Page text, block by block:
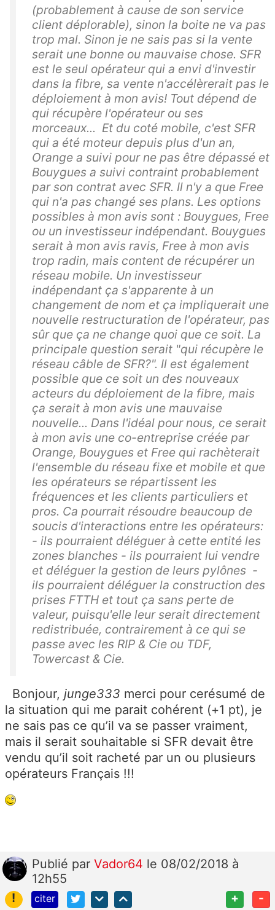
(probablement à cause de son service
client déplorable), sinon la boite ne va pas
trop mal. Sinon je ne sais pas si la vente
serait une bonne ou mauvaise chose. SFR
est le seul opérateur qui a envi d'investir
dans la fibre, sa vente n'accélèrerait pas le
déploiement à mon avis! Tout dépend de
qui récupère l'opérateur ou ses
morceaux... Et du coté mobile, c'est SFR
qui a été moteur depuis plus d'un an,
Orange a suivi pour ne pas être dépassé et
Bouygues a suivi contraint probablement
par son contrat avec SFR. Il n'y a que Free
qui n'a pas changé ses plans. Les options
possibles à mon avis sont : Bouygues, Free
ou un investisseur indépendant. Bouygues
serait à mon avis ravis, Free à mon avis
trop radin, mais content de récupérer un
réseau mobile. Un investisseur
indépendant ça s'apparente à un
changement de nom et ça impliquerait une
nouvelle restructuration de l'opérateur, pas
sûr que ça ne change quoi que ce soit. La
principale question serait "qui récupère le
réseau câble de SFR?". Il est également
possible que ce soit un des nouveaux
acteurs du déploiement de la fibre, mais
ça serait à mon avis une mauvaise
nouvelle... Dans l'idéal pour nous, ce serait
à mon avis une co-entreprise créée par
Orange, Bouygues et Free qui rachèterait
l'ensemble du réseau fixe et mobile et que
les opérateurs se répartissent les
fréquences et les clients particuliers et
pros. Ca pourrait résoudre beaucoup de
soucis d'interactions entre les opérateurs:
- ils pourraient déléguer à cette entité les
zones blanches - ils pourraient lui vendre
et déléguer la gestion de leurs pylônes -
ils pourraient déléguer la construction des
prises FTTH et tout ça sans perte de
valeur, puisqu'elle leur serait directement
redistribuée, contrairement à ce qui se
passe avec les RIP & Cie ou TDF,
Towercast & Cie.
Bonjour, junge333 merci pour cerésumé de
la situation qui me parait cohérent (+1 pt), je
ne sais pas ce qu’il va se passer vraiment,
mais il serait souhaitable si SFR devait être
vendu qu’il soit racheté par un ou plusieurs
opérateurs Français !!!
Publié par Vador64 le 08/02/2018 à
12h55
!
citer + -